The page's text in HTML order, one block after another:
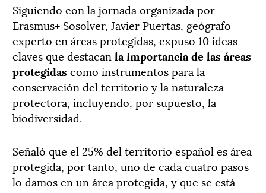
Siguiendo con la jornada organizada por
Erasmus+ Sosolver, Javier Puertas, geógrafo
experto en áreas protegidas, expuso 10 ideas
claves que destacan la importancia de las áreas
protegidascomo instrumentos para la
conservación del territorio y la naturaleza
protectora, incluyendo, por supuesto, la
biodiversidad.
Señaló que el 25% del territorio español es área
protegida, por tanto, uno de cada cuatro pasos
lo damos en un área protegida, y que se está